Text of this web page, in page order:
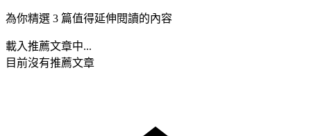
為你精選 3 篇值得延伸閱讀的內容
載入推薦文章中...
目前沒有推薦文章